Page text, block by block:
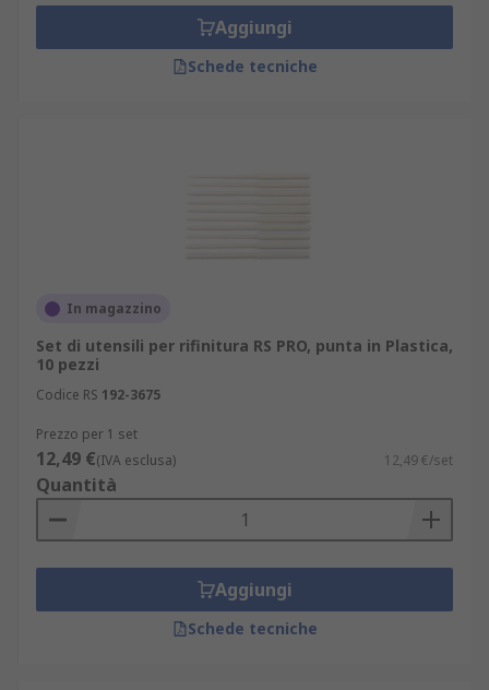
elettronica, tecnici di assistenza o riparazione, o
per l'uso a casa per piccole riparazioni o
Aggiungi
Schede tecniche
In magazzino
Set di utensili per rifinitura RS PRO, punta in Plastica,
10 pezzi
Codice RS 192-3675
Prezzo per 1 set
12,49 €(IVA esclusa) 12,49 €/set
Quantità
Aggiungi
Schede tecniche